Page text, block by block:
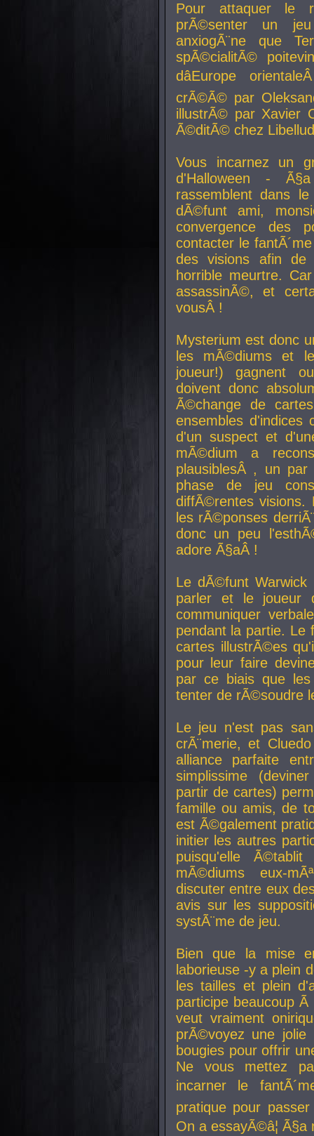
Pour attaquer le
prÃ©senter un
anxiogÃ¨ne que
spÃ©cialitÃ©
dâEurope
crÃ©Ã© par
illustrÃ© par Xavier
Ã©ditÃ© chez
Vous incarnez un
d'Halloween -
rassemblent dans
dÃ©funt ami,
convergence des
contacter le
des visions afin
horrible meurtre.
assassinÃ©, et
vousÂ !
Mysterium est donc
les mÃ©diums et
joueur!) gagnent
doivent donc
Ã©change de
ensembles d'indices
d'un suspect et
mÃ©dium a
plausiblesÂ , un par
phase de jeu
diffÃ©rentes visions.
les rÃ©ponses
donc un peu
adore Ã§aÂ !
Le dÃ©funt Warwick
parler et le joueur
communiquer
pendant la partie. Le
cartes illustrÃ©es
pour leur faire
par ce biais que
tenter de rÃ©soudre
Le jeu n'est pas
crÃ¨merie, et
alliance parfaite
simplissime
partir de cartes)
famille ou amis, de
est Ã©galement
initier les autres
puisqu'elle
mÃ©diums eux-
discuter entre eux
avis sur les
systÃ¨me de jeu.
Bien que la mise
laborieuse -y a plein
les tailles et plein
participe beaucoup
veut vraiment
prÃ©voyez une
bougies pour offrir
Ne vous mettez
incarner le
pratique pour
On a essayÃ©â¦